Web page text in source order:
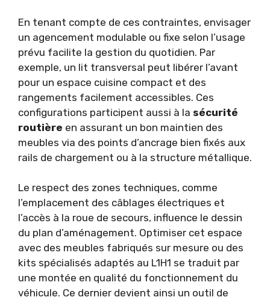
En tenant compte de ces contraintes, envisager
un agencement modulable ou fixe selon l’usage
prévu facilite la gestion du quotidien. Par
exemple, un lit transversal peut libérer l’avant
pour un espace cuisine compact et des
rangements facilement accessibles. Ces
configurations participent aussi à la sécurité
routière en assurant un bon maintien des
meubles via des points d’ancrage bien fixés aux
rails de chargement ou à la structure métallique.
Le respect des zones techniques, comme
l’emplacement des câblages électriques et
l’accès à la roue de secours, influence le dessin
du plan d’aménagement. Optimiser cet espace
avec des meubles fabriqués sur mesure ou des
kits spécialisés adaptés au L1H1 se traduit par
une montée en qualité du fonctionnement du
véhicule. Ce dernier devient ainsi un outil de